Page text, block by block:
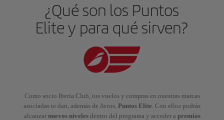
¿Qué son los Puntos
Elite y para qué sirven?
Como socio Iberia Club, tus vuelos y compras en nuestras marcas
asociadas te dan, además de Avios, Puntos Elite. Con ellos podrás
alcanzar nuevos nivelesdentro del programa y acceder a premios